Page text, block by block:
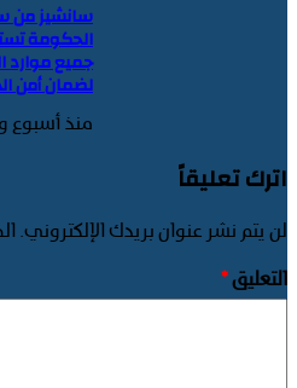
سانشيز من
الحكومة
جميع موارد
لضمان أمن
منذ أسبوع
اترك تعليقاً
لن يتم نشر عنوان بريدك الإلكتروني.
التعليق*